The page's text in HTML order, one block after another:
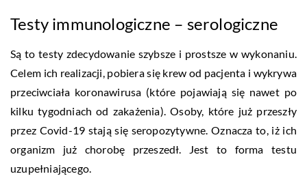
Testy immunologiczne – serologiczne
Są to testy zdecydowanie szybsze i prostsze w wykonaniu.
Celem ich realizacji, pobiera się krew od pacjenta i wykrywa
przeciwciała koronawirusa (które pojawiają się nawet po
kilku tygodniach od zakażenia). Osoby, które już przeszły
przez Covid-19 stają się seropozytywne. Oznacza to, iż ich
organizm już chorobę przeszedł. Jest to forma testu
uzupełniającego.